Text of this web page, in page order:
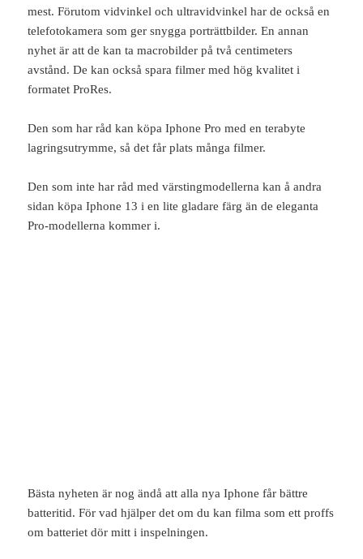
mest. Förutom vidvinkel och ultravidvinkel har de också en
telefotokamera som ger snygga porträttbilder. En annan
nyhet är att de kan ta macrobilder på två centimeters
avstånd. De kan också spara filmer med hög kvalitet i
formatet ProRes.
Den som har råd kan köpa Iphone Pro med en terabyte
lagringsutrymme, så det får plats många filmer.
Den som inte har råd med värstingmodellerna kan å andra
sidan köpa Iphone 13 i en lite gladare färg än de eleganta
Pro-modellerna kommer i.
Bästa nyheten är nog ändå att alla nya Iphone får bättre
batteritid. För vad hjälper det om du kan filma som ett proffs
om batteriet dör mitt i inspelningen.